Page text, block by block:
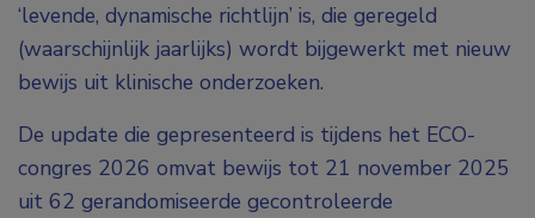
‘levende, dynamische richtlijn’ is, die geregeld
(waarschijnlijk jaarlijks) wordt bijgewerkt met nieuw
bewijs uit klinische onderzoeken.
De update die gepresenteerd is tijdens het ECO-
congres 2026 omvat bewijs tot 21 november 2025
uit 62 gerandomiseerde gecontroleerde